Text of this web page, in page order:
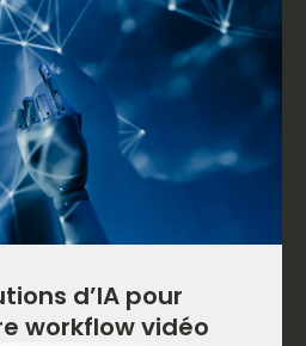
d’IA pour
workflow vidéo